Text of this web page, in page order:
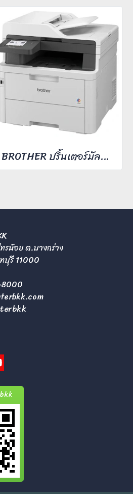
BROTHER ปริ้นเตอร์มัลติฟังก์ชั่น รุ่น MFC-L3760CDW
น้อย ต.บางกร่าง
บุรี 11000